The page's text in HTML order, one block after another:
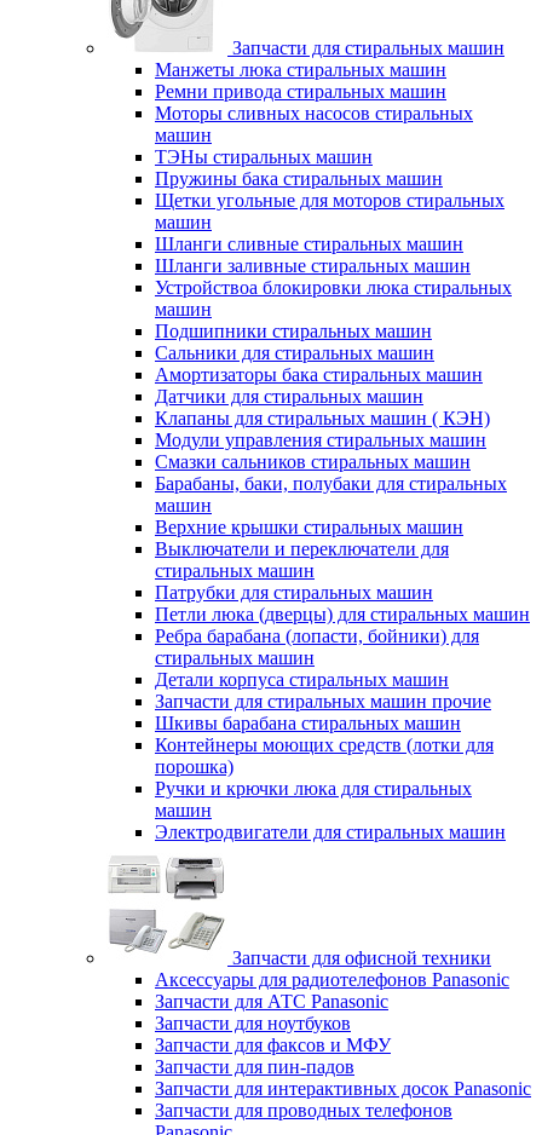
Запчасти для стиральных машин
Манжеты люка стиральных машин
Ремни привода стиральных машин
Моторы сливных насосов стиральных
машин
ТЭНы стиральных машин
Пружины бака стиральных машин
Щетки угольные для моторов стиральных
машин
Шланги сливные стиральных машин
Шланги заливные стиральных машин
Устройствоа блокировки люка стиральных
машин
Подшипники стиральных машин
Сальники для стиральных машин
Амортизаторы бака стиральных машин
Датчики для стиральных машин
Клапаны для стиральных машин ( КЭН)
Модули управления стиральных машин
Смазки сальников стиральных машин
Барабаны, баки, полубаки для стиральных
машин
Верхние крышки стиральных машин
Выключатели и переключатели для
стиральных машин
Патрубки для стиральных машин
Петли люка (дверцы) для стиральных машин
Ребра барабана (лопасти, бойники) для
стиральных машин
Детали корпуса стиральных машин
Запчасти для стиральных машин прочие
Шкивы барабана стиральных машин
Контейнеры моющих средств (лотки для
порошка)
Ручки и крючки люка для стиральных
машин
Электродвигатели для стиральных машин
Запчасти для офисной техники
Аксессуары для радиотелефонов Panasonic
Запчасти для АТС Panasonic
Запчасти для ноутбуков
Запчасти для факсов и МФУ
Запчасти для пин-падов
Запчасти для интерактивных досок Panasonic
Запчасти для проводных телефонов